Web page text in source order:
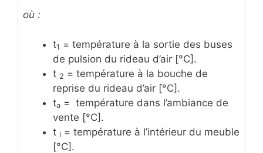
où :
t1 = température à la sortie des buses
de pulsion du rideau d’air [°C].
t 2 = température à la bouche de
reprise du rideau d’air [°C].
ta = température dans l’ambiance de
vente [°C].
t i = température à l’intérieur du meuble
[°C].